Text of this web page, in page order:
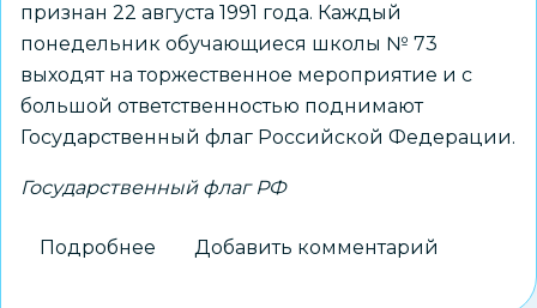
признан 22 августа 1991 года. Каждый
понедельник обучающиеся школы № 73
выходят на торжественное мероприятие и с
большой ответственностью поднимают
Государственный флаг Российской Федерации.
Государственный флаг РФ
Подробнее Добавить комментарий